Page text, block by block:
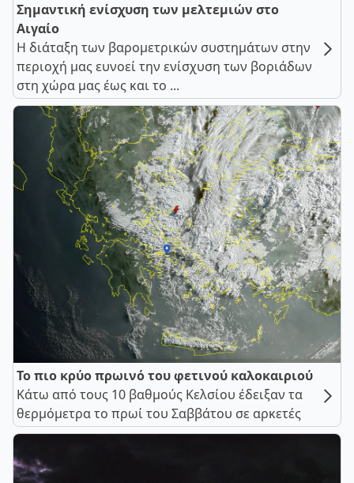
Σημαντική ενίσχυση των μελτεμιών στο
Αιγαίο
Η διάταξη των βαρομετρικών συστημάτων στην
περιοχή μας ευνοεί την ενίσχυση των βοριάδων
στη χώρα μας έως και το ...
Το πιο κρύο πρωινό του φετινού καλοκαιριού
Κάτω από τους 10 βαθμούς Κελσίου έδειξαν τα
θερμόμετρα το πρωί του Σαββάτου σε αρκετές